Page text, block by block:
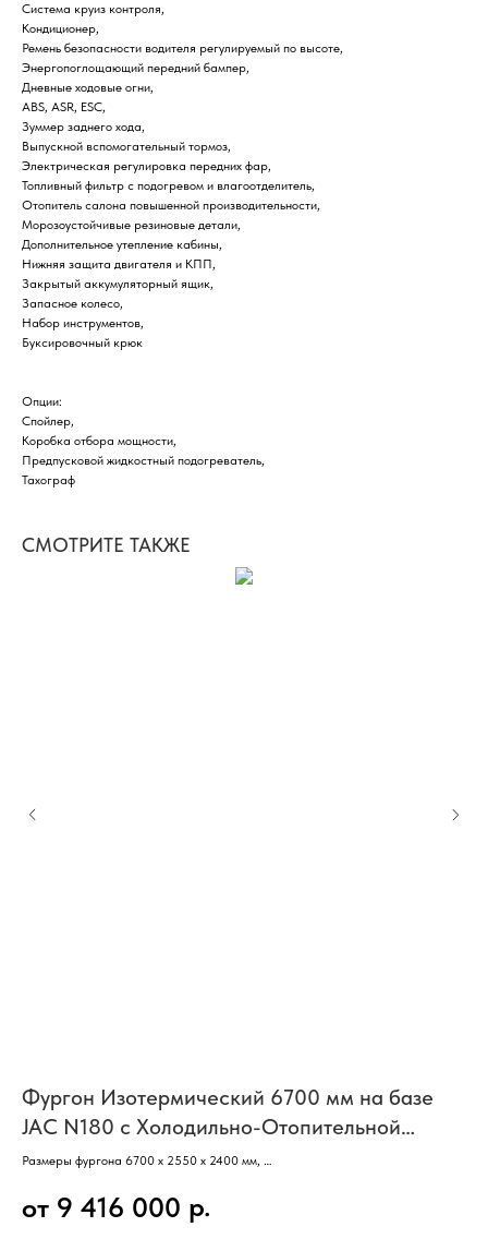
Система круиз контроля,
Кондиционер,
Ремень безопасности водителя регулируемый по высоте,
Энергопоглощающий передний бампер,
Дневные ходовые огни,
ABS, ASR, ESC,
Зуммер заднего хода,
Выпускной вспомогательный тормоз,
Электрическая регулировка передних фар,
Топливный фильтр с подогревом и влагоотделитель,
Отопитель салона повышенной производительности,
Морозоустойчивые резиновые детали,
Дополнительное утепление кабины,
Нижняя защита двигателя и КПП,
Закрытый аккумуляторный ящик,
Запасное колесо,
Набор инструментов,
Буксировочный крюк
Опции:
Спойлер,
Коробка отбора мощности,
Предпусковой жидкостный подогреватель,
Тахограф
СМОТРИТЕ ТАКЖЕ
Фургон Изотермический 6700 мм на базе
JAC N180 с Холодильно-Отопительной
Установкой
Размеры фургона 6700 х 2550 х 2400 мм,
Кабина со спальным местом,
Колесная формула 4х2,
от 9 416 000 р.